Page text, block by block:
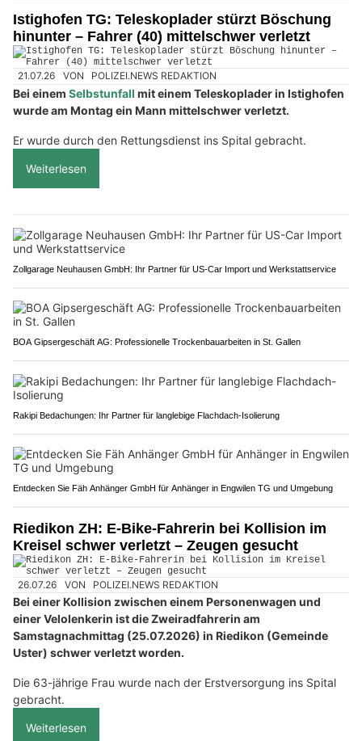
Istighofen TG: Teleskoplader stürzt Böschung
hinunter – Fahrer (40) mittelschwer verletzt
21.07.26 VON POLIZEI.NEWS REDAKTION
Bei einem Selbstunfall mit einem Teleskoplader in Istighofen
wurde am Montag ein Mann mittelschwer verletzt.
Er wurde durch den Rettungsdienst ins Spital gebracht.
Weiterlesen
Zollgarage Neuhausen GmbH: Ihr Partner für US-Car Import und Werkstattservice
BOA Gipsergeschäft AG: Professionelle Trockenbauarbeiten in St. Gallen
Rakipi Bedachungen: Ihr Partner für langlebige Flachdach-Isolierung
Entdecken Sie Fäh Anhänger GmbH für Anhänger in Engwilen TG und Umgebung
Riedikon ZH: E-Bike-Fahrerin bei Kollision im
Kreisel schwer verletzt – Zeugen gesucht
26.07.26 VON POLIZEI.NEWS REDAKTION
Bei einer Kollision zwischen einem Personenwagen und
einer Velolenkerin ist die Zweiradfahrerin am
Samstagnachmittag (25.07.2026) in Riedikon (Gemeinde
Uster) schwer verletzt worden.
Die 63-jährige Frau wurde nach der Erstversorgung ins Spital
gebracht.
Weiterlesen